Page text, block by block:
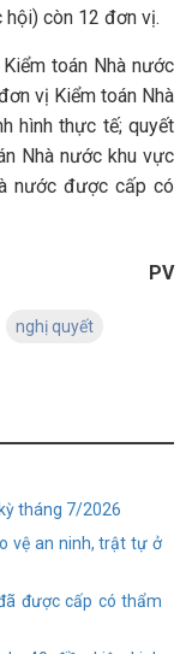
còn 12 đơn vị.
toán Nhà nước
vị Kiểm toán Nhà
hình thực tế; quyết
Nhà nước khu vực
nước được cấp có
PV
nghị quyết
tháng 7/2026
vệ an ninh, trật tự ở
được cấp có thẩm